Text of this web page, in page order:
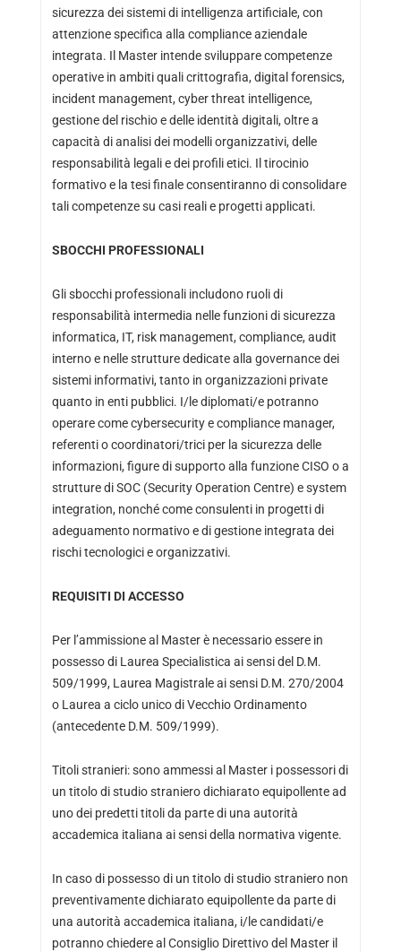
sicurezza dei sistemi di intelligenza artificiale, con
attenzione specifica alla compliance aziendale
integrata. Il Master intende sviluppare competenze
operative in ambiti quali crittografia, digital forensics,
incident management, cyber threat intelligence,
gestione del rischio e delle identità digitali, oltre a
capacità di analisi dei modelli organizzativi, delle
responsabilità legali e dei profili etici. Il tirocinio
formativo e la tesi finale consentiranno di consolidare
tali competenze su casi reali e progetti applicati.
SBOCCHI PROFESSIONALI
Gli sbocchi professionali includono ruoli di
responsabilità intermedia nelle funzioni di sicurezza
informatica, IT, risk management, compliance, audit
interno e nelle strutture dedicate alla governance dei
sistemi informativi, tanto in organizzazioni private
quanto in enti pubblici. I/le diplomati/e potranno
operare come cybersecurity e compliance manager,
referenti o coordinatori/trici per la sicurezza delle
informazioni, figure di supporto alla funzione CISO o a
strutture di SOC (Security Operation Centre) e system
integration, nonché come consulenti in progetti di
adeguamento normativo e di gestione integrata dei
rischi tecnologici e organizzativi.
REQUISITI DI ACCESSO
Per l’ammissione al Master è necessario essere in
possesso di Laurea Specialistica ai sensi del D.M.
509/1999, Laurea Magistrale ai sensi D.M. 270/2004
o Laurea a ciclo unico di Vecchio Ordinamento
(antecedente D.M. 509/1999).
Titoli stranieri: sono ammessi al Master i possessori di
un titolo di studio straniero dichiarato equipollente ad
uno dei predetti titoli da parte di una autorità
accademica italiana ai sensi della normativa vigente.
In caso di possesso di un titolo di studio straniero non
preventivamente dichiarato equipollente da parte di
una autorità accademica italiana, i/le candidati/e
potranno chiedere al Consiglio Direttivo del Master il